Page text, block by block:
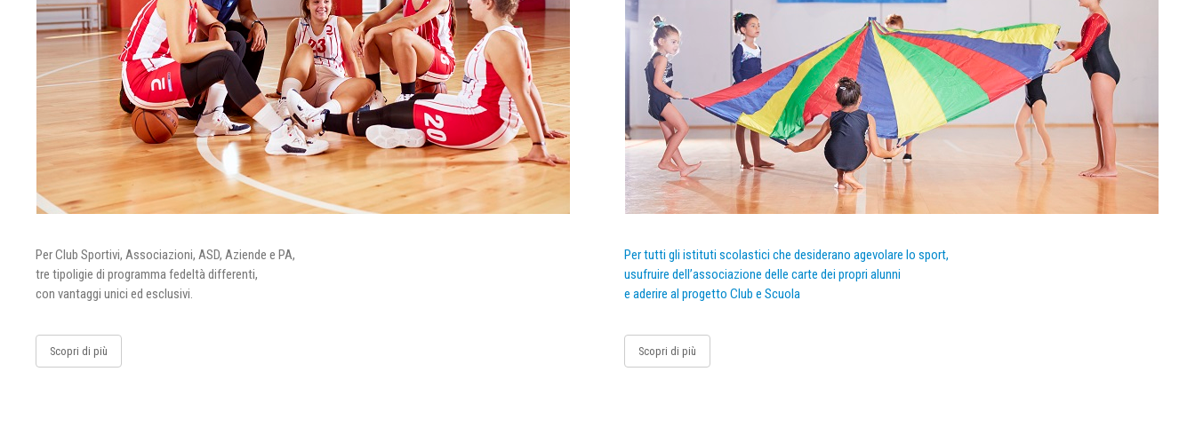
Per Club Sportivi, Associazioni, ASD, Aziende e PA,
tre tipoligie di programma fedeltà differenti,
con vantaggi unici ed esclusivi.
Scopri di più
Per tutti gli istituti scolastici che desiderano agevolare lo sport,
usufruire dell’associazione delle carte dei propri alunni
e aderire al progetto Club e Scuola
Scopri di più